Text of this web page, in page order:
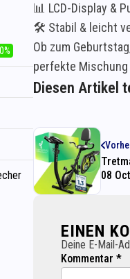
📊 LCD-Display &
🛠️ Stabil & leicht
Ob zum
perfekte Mischung
Diesen Artikel
08 Oct
EINEN
Deine E-Mail-
Kommentar *